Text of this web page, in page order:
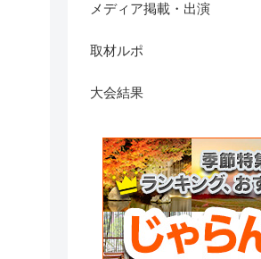
メディア掲載・出演
取材ルポ
大会結果